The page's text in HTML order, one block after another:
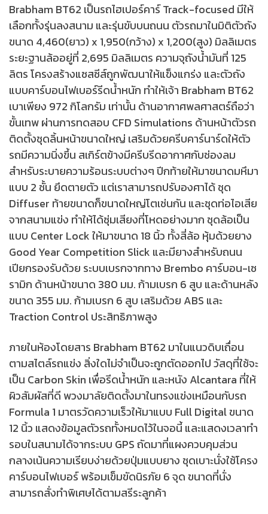
Brabham BT62 เป็นรถไฮเปอร์คาร์ Track-focused มีให้
เลือกทั้งรุ่นลงสนาม และรุ่นขับบนถนน ตัวรถมาในมิติตัวถัง
ขนาด 4,460(ยาว) x 1,950(กว้าง) x 1,200(สูง) มิลลิเมตร
ระยะฐานล้ออยู่ที่ 2,695 มิลลิเมตร ความจุถังน้ำมันที่ 125
ลิตร โครงสร้างแซสซีส์ถูกพัฒนาให้แข็งแกร่ง และตัวถัง
แบบคาร์บอนไฟเบอร์รีดน้ำหนัก ทำให้เจ้า Brabham BT62
เบาเพียง 972 กิโลกรัม เท่านั้น ด้านอากาศพลศาสตร์ถือว่า
ขั้นเทพ ผ่านการทดสอบ CFD Simulations ด้านหน้าตัวรถ
ติดตั้งชุดลิ้นหน้าขนาดใหญ่ เสริมด้วยครีบคาร์นาร์ดให้ตัว
รถมีความนิ่งขึ้น สเกิร์ตข้างมีครีบรีดอากาศกับช่องลม
สำหรับระบายความร้อนระบบต่างๆ ปีกท้ายให้มาขนาดมหึมา
แบบ 2 ชั้น ยึดตายตัว แต่เราสามารถปรับองศาได้ ชุด
Diffuser ท้ายขนาดก็ขนาดใหญ่โตเช่นกัน และชุดท่อไอเสีย
จากสนามแข่ง ทำให้ได้ซุ่มเสียงที่โหดอย่างมาก ชุดล้อเป็น
แบบ Center Lock ให้มาขนาด 18 นิ้ว ทั้งสี่ล้อ หุ้มด้วยยาง
Good Year Competition Slick และมียางสำหรับถนน
เปียกรองรับด้วย ระบบเบรกจากทาง Brembo คาร์บอน-เซ
รามิก ด้านหน้าขนาด 380 มม. ก้ามเบรก 6 สูบ และด้านหลัง
ขนาด 355 มม. ก้ามเบรก 6 สูบ เสริมด้วย ABS และ
Traction Control ประสิทธิภาพสูง
ภายในห้องโดยสาร Brabham BT62 มาในแนวดิบเถื่อน
ตามสไตล์รถแข่ง สิ่งใดไม่จำเป็นจะถูกตัดออกไป วัสดุที่ใช้จะ
เป็น Carbon Skin เพื่อรีดน้ำหนัก และหนัง Alcantara ที่ให้
ผิวสัมผัสที่ดี พวงมาลัยติดตั้งมาในทรงแข่งเหมือนกับรถ
Formula 1 มาตรวัดความเร็วให้มาแบบ Full Digital ขนาด
12 นิ้ว แสดงข้อมูลตัวรถทั้งหมดไว้ในจอนี้ และแสดงเวลาทำ
รอบในสนามได้จากระบบ GPS ถัดมาที่แผงควบคุมส่วน
กลางเน้นความเรียบง่ายด้วยปุ่มแบบยาง ชุดเบาะนั่งใช้โครง
คาร์บอนไฟเบอร์ พร้อมเข็มขัดนิรภัย 6 จุด ขนาดที่นั่ง
สามารถสั่งทำพิเศษได้ตามสรีระลูกค้า